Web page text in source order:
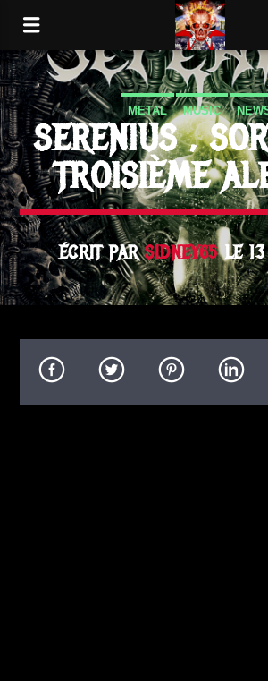
METAL MUSIC
SERENIUS ,
TROISIÈME
ÉCRIT PARSIDNEY65LE 13